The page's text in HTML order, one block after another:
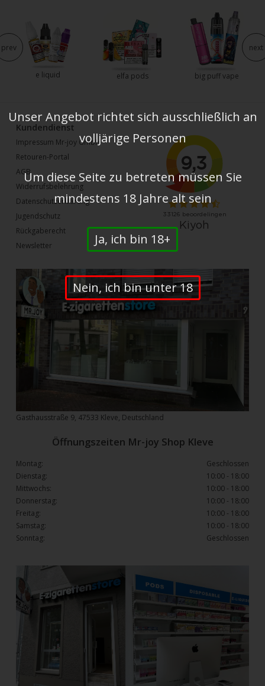
e liquid elfa pods big puff vape
prev next
Kundendienst
Impressum Mr-joy GmbH
Retouren-Portal
AGB
Widerrufsbelehrung
Datenschutzerklärung
Jugendschutz
Rückgaberecht
Newsletter
Gasthausstraße 9, 47533 Kleve, Deutschland
Öffnungszeiten Mr-joy Shop Kleve
Montag:
Geschlossen
Dienstag:
10:00 - 18:00
Mittwochs:
10:00 - 18:00
Donnerstag:
10:00 - 18:00
Freitag:
10:00 - 18:00
Samstag:
10:00 - 18:00
Sonntag:
Geschlossen
Unser Angebot richtet sich ausschließlich an
volljärige Personen
Um diese Seite zu betreten müssen Sie
mindestens 18 Jahre alt sein
Ja, ich bin 18+
Nein, ich bin unter 18